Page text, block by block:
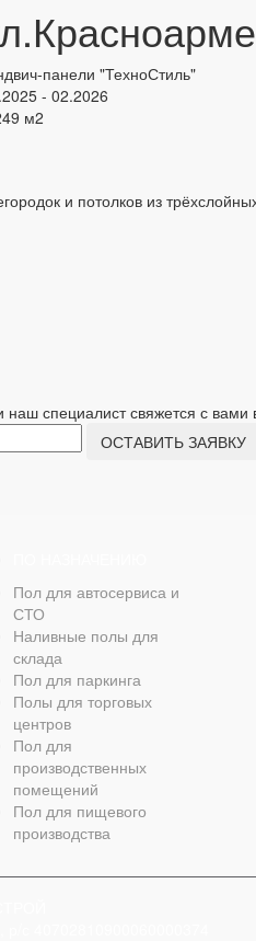
панели "ТехноСтиль"
- 02.2026
м2
и потолков из
наш специалист свяжется с вами
ОСТАВИТЬ ЗАЯВКУ
Пол для автосервиса и
СТО
Наливные полы для
склада
Пол для паркинга
Полы для торговых
центров
Пол для
производственных
помещений
Пол для пищевого
производства